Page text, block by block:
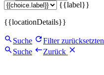
{{label}}
{{locationDetails}}
Suche
Filter zurücksetzten
Suche
Zurück